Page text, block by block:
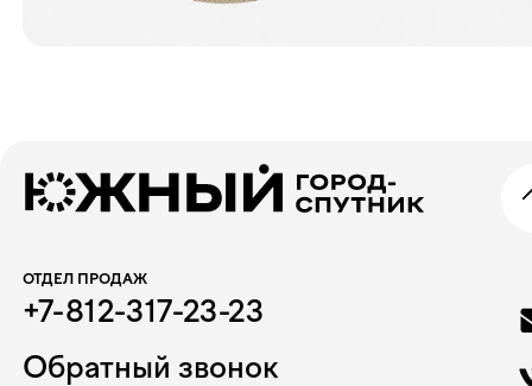
ОТДЕЛ ПРОДАЖ
+7-812-317-23-23
Обратный звонок